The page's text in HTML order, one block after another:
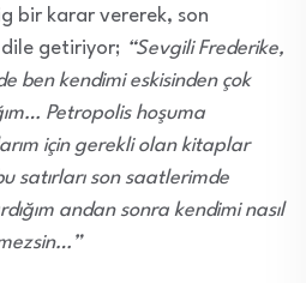
bir karar vererek, son
getiriyor; “Sevgili Frederike,
ben kendimi eskisinden çok
Petropolis hoşuma
için gerekli olan kitaplar
satırları son saatlerimde
andan sonra kendimi nasıl